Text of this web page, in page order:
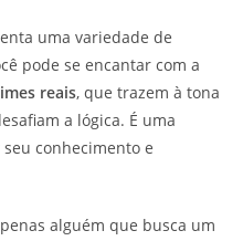
uma variedade de
pode se encantar com a
reais, que trazem à tona
a lógica. É uma
conhecimento e
alguém que busca um